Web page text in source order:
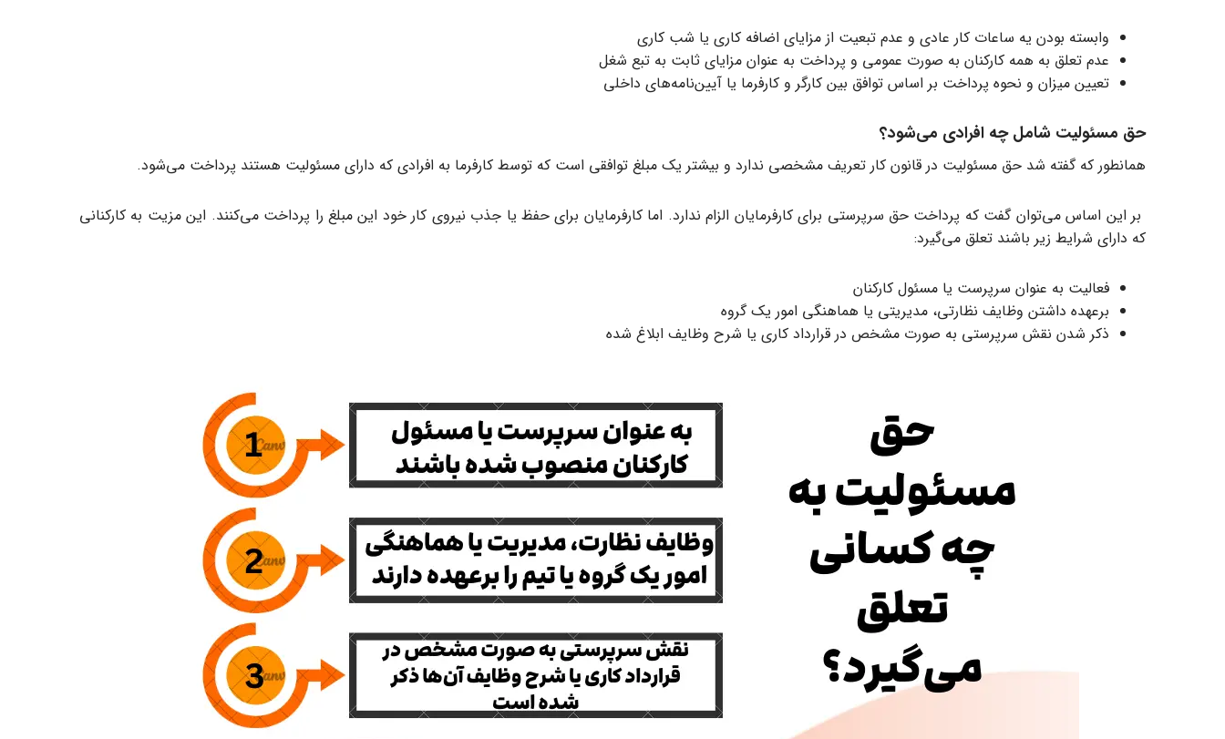
وابسته بودن یه ساعات کار عادی و عدم تبعیت از مزایای اضافه کاری یا شب کاری
عدم تعلق به همه کارکنان به صورت عمومی و پرداخت به عنوان مزایای ثابت به تبع شغل
تعیین میزان و نحوه پرداخت بر اساس توافق بین کارگر و کارفرما یا آیین‌نامه‌های داخلی
حق مسئولیت شامل چه افرادی می‌شود؟
همانطور که گفته شد حق مسئولیت در قانون کار تعریف مشخصی ندارد و بیشتر یک مبلغ توافقی است که توسط کارفرما به افرادی که دارای مسئولیت هستند پرداخت می‌شود.
بر این اساس می‌توان گفت که پرداخت حق سرپرستی برای کارفرمایان الزام ندارد. اما کارفرمایان برای حفظ یا جذب نیروی کار خود این مبلغ را پرداخت می‌کنند. این مزیت به کارکنانی
که دارای شرایط زیر باشند تعلق می‌گیرد:
فعالیت به عنوان سرپرست یا مسئول کارکنان
برعهده داشتن وظایف نظارتی، مدیریتی یا هماهنگی امور یک گروه
ذکر شدن نقش سرپرستی به صورت مشخص در قرارداد کاری یا شرح وظایف ابلاغ شده